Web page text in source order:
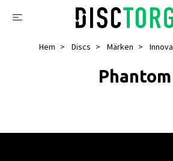
Hem Discs Märken Innova
Phantom